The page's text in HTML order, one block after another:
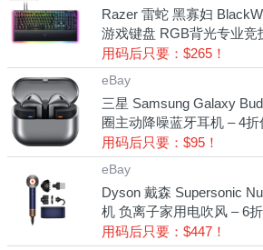
Razer 雷蛇 黑寡妇
游戏键盘 RGB背光专业竞
用码后只要：$265！
eBay
三星 Samsung Galaxy
圈主动降噪蓝牙耳机 – 4折
用码后只要：$95！
eBay
Dyson 戴森 Supersonic
机 负离子家用电吹风 – 6折
用码后只要：$447！